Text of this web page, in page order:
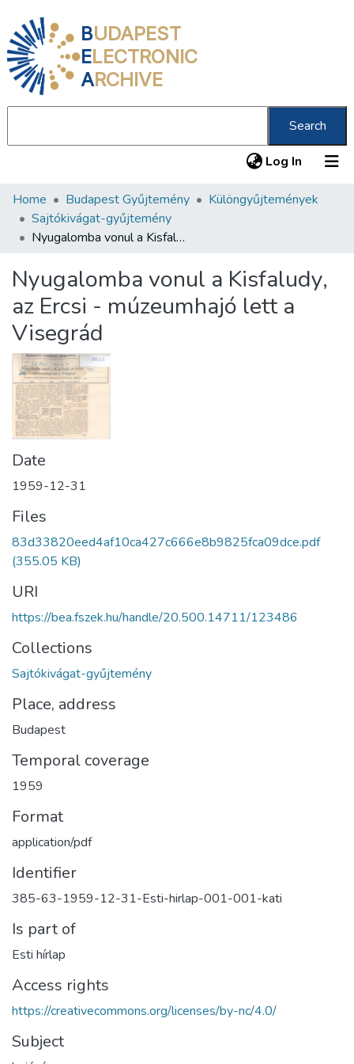
BUDAPEST
ELECTRONIC
ARCHIVE
Search
Log In (current)
Communities & Collections
All of DSpace
About us
Home Budapest Gyűjtemény
Különgyűjtemények
Sajtókivágat-gyűjtemény
Nyugalomba vonul a Kisfaludy, az Ercsi - múzeumhajó lett a Visegrád
Nyugalomba vonul a Kisfaludy,
az Ercsi - múzeumhajó lett a
Visegrád
Date
1959-12-31
Files
83d33820eed4af10ca427c666e8b9825fca09dce.pdf
(355.05 KB)
URI
https://bea.fszek.hu/handle/20.500.14711/123486
Collections
Sajtókivágat-gyűjtemény
Place, address
Budapest
Temporal coverage
1959
Format
application/pdf
Identifier
385-63-1959-12-31-Esti-hirlap-001-001-kati
Is part of
Esti hírlap
Access rights
https://creativecommons.org/licenses/by-nc/4.0/
Subject